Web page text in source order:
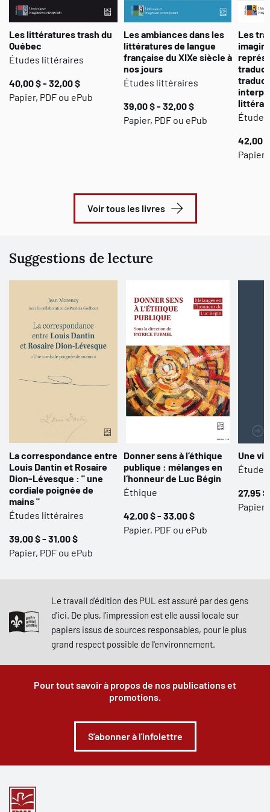
Les littératures trash du
Québec
Études littéraires
40,00 $ - 32,00 $
Papier, PDF ou ePub
Les ambiances dans les
littératures de langue
française du XIXe siècle à
nos jours
Études littéraires
39,00 $ - 32,00 $
Papier, PDF ou ePub
Les
42,00
Papier
Voir tous les livres
Suggestions de lecture
La correspondance entre
Louis Dantin et Rosaire
Dion-Lévesque : " une
cordiale poignée de
mains "
Études littéraires
39,00 $ - 31,00 $
Papier, PDF ou ePub
Donner sens à l’éthique
publique : mélanges en
l’honneur de Luc Bégin
Éthique
42,00 $ - 33,00 $
Papier, PDF ou ePub
Une
27,95
Papier,
Le travail d'édition des PUL est assuré par des gens
d'ici. De plus, l'impression est elle aussi locale sur
papiers issus de sources responsables, pour le plus
grand respect possible de l'environnement.
Pour tout savoir à propos de nos publications et
promotions.
S'abonner à l'infolettre